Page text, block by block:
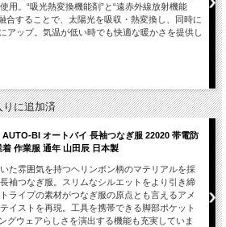
用。“吸光熱変換機能剤”と“遠赤外線放射機能
合することで、太陽光を吸収・熱変換し、同時に
アップ。気温が低い時でも快適な暖かさを提供し
りに追加済
AUTO-BI オートバイ 長袖つなぎ服 22020 帯電防
着 作業服 通年 山田辰 日本製
た雰囲気を持つヘリンボン柄のマテリアルを採
袖つなぎ服。スリムなシルエットをより引き締
ライプの素材がつなぎ服の原点とも言えるアメ
イストを再現。工具を携帯できる脚部ポケット
グウェアらしさを演出する機能も充実していま